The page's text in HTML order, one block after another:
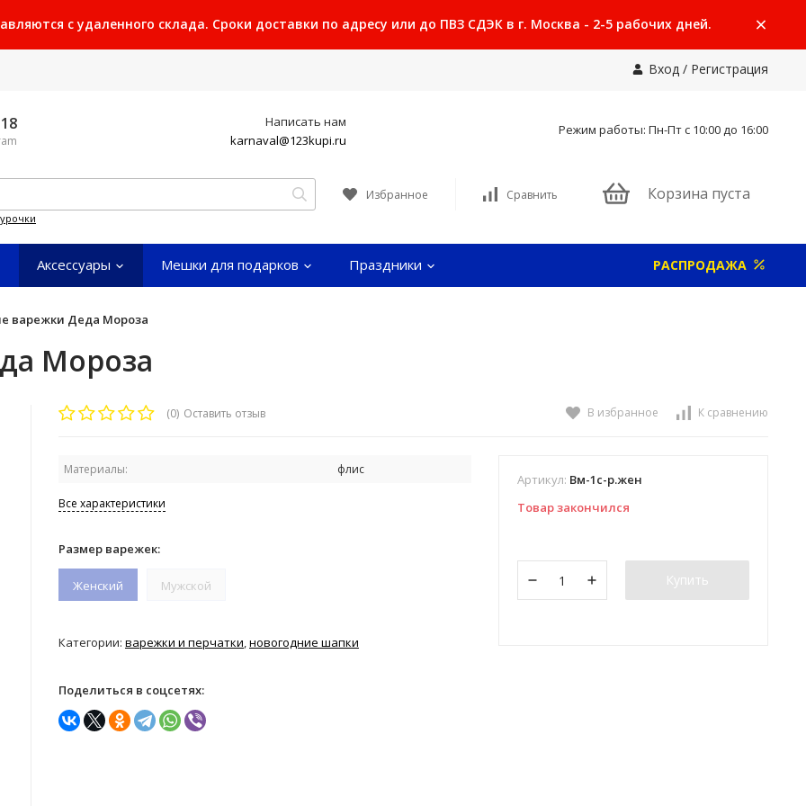
с удаленного склада. Сроки доставки по адресу или до ПВЗ СДЭК в г. Москва - 2-5 рабочих дней.
Вход / Регистрация
Написать нам
karnaval@123kupi.ru
Режим работы: Пн-Пт с 10:00 до 16:00
Избранное Сравнить Корзина пуста
Аксессуары Мешки для подарков Праздники РАСПРОДАЖА
варежки Деда Мороза
Мороза
(0) Оставить отзыв В избранное К сравнению
Материалы: флис
Все характеристики
Размер варежек:
Женский Мужской
Категории: варежки и перчатки,новогодние шапки
Поделиться в соцсетях:
Артикул: Вм-1с-р.жен
Товар закончился
Купить